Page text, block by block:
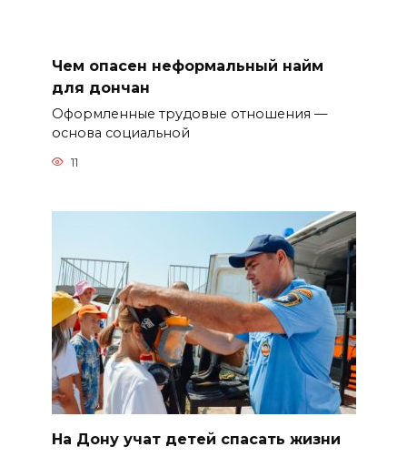
Чем опасен неформальный найм
для дончан
Оформленные трудовые отношения —
основа социальной
11
На Дону учат детей спасать жизни